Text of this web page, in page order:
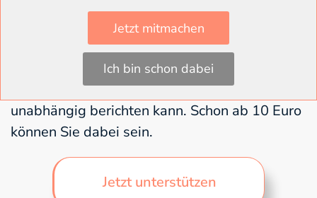
Seine Inhalte liefert es für alle frei zugänglich
und ohne Paywall auf www.wolfenbuettel-
magazin.de. Aus Überzeugung. Das braucht
Unterstützung. Damit die Redaktion weiter
unabhängig berichten kann. Schon ab 10 Euro
können Sie dabei sein.
Jetzt unterstützen
Jetzt mitmachen
Ich bin schon dabei